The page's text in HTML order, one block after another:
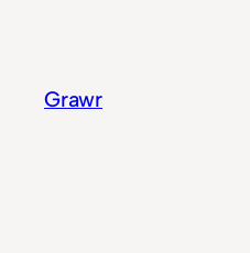
contenu
Grawr